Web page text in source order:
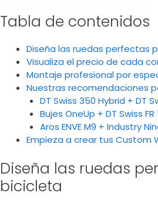
Tabla de contenidos
Diseña las ruedas perfectas
Visualiza el precio de cada
Montaje profesional por
Nuestras recomendaciones
DT Swiss 350 Hybrid + DT
Bujes OneUp + DT Swiss FR
Aros ENVE M9 + Industry
Empieza a crear tus Custom
Diseña las ruedas
bicicleta